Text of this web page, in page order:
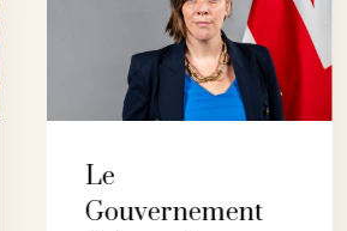
Le
Gouvernement